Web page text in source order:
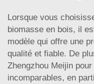
Lorsque vous
biomasse en bois, il
modèle qui offre une
qualité et fiable. De
Zhengzhou Meijin
incomparables, en